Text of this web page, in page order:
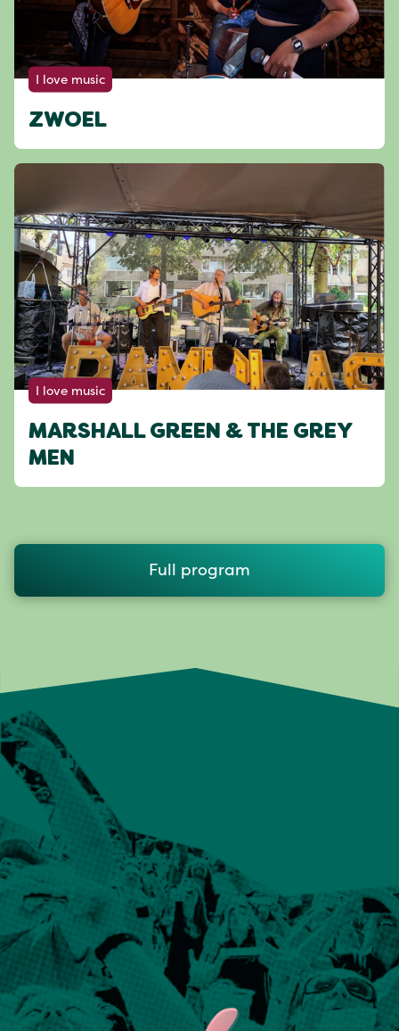
I love music
ZWOEL
I love music
MARSHALL GREEN & THE GREY
MEN
Full program